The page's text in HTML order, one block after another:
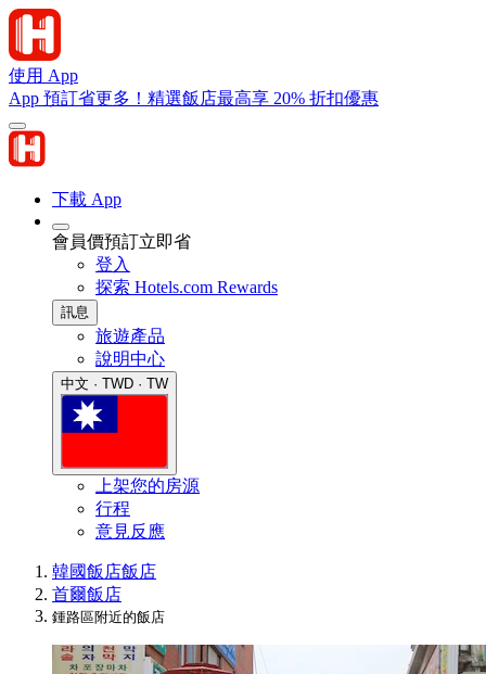
使用 App
App 預訂省更多！精選飯店最高享 20% 折扣優惠
下載 App
會員價預訂立即省
登入
探索 Hotels.com Rewards
訊息
旅遊產品
說明中心
中文 · TWD · TW
上架您的房源
行程
意見反應
韓國飯店飯店
首爾飯店
鍾路區附近的飯店